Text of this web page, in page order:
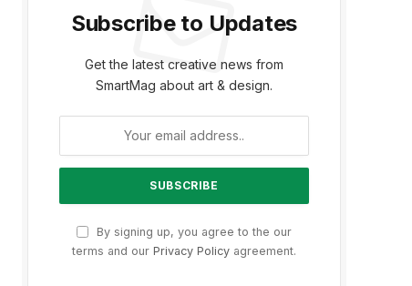
Subscribe to Updates
Get the latest creative news from
SmartMag about art & design.
By signing up, you agree to the our
terms and our Privacy Policy agreement.